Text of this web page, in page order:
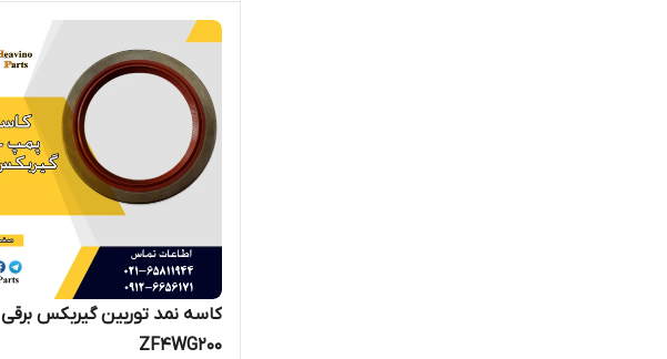
کاسه نمد توربین گیربکس برقی
ZF4WG200